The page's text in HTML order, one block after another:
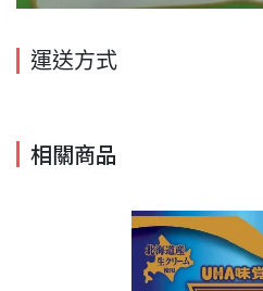
運送方式
相關商品